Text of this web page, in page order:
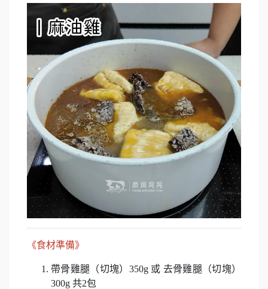
《食材準備》
帶骨雞腿（切塊） 350g 或 去骨雞腿（切塊）
300g 共2包